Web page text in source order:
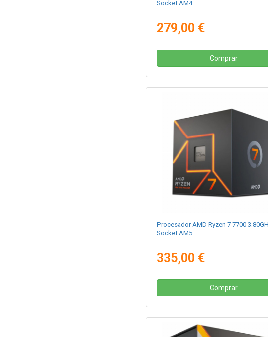
Socket AM4
279,00 €
Comprar
Procesador AMD Ryzen 7 7700
Socket AM5
335,00 €
Comprar